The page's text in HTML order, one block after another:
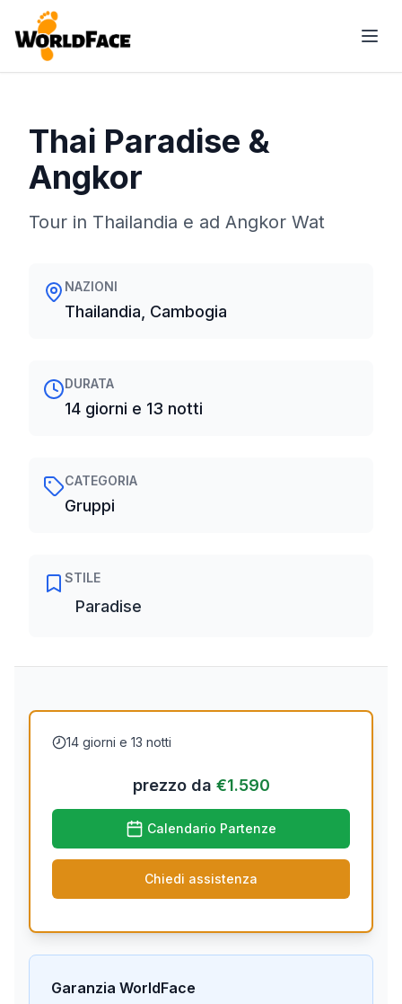
Thai Paradise &
Angkor
Tour in Thailandia e ad Angkor Wat
NAZIONI
Thailandia, Cambogia
DURATA
14 giorni e 13 notti
CATEGORIA
Gruppi
STILE
Paradise
14 giorni e 13 notti
prezzo da €1.590
Calendario Partenze
Chiedi assistenza
Garanzia WorldFace